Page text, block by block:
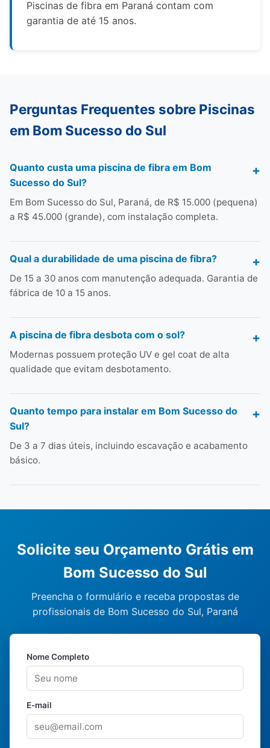
Piscinas de fibra em Paraná contam com
garantia de até 15 anos.
Perguntas Frequentes sobre Piscinas
em Bom Sucesso do Sul
Quanto custa uma piscina de fibra em Bom
Sucesso do Sul?
Em Bom Sucesso do Sul, Paraná, de R$ 15.000 (pequena)
a R$ 45.000 (grande), com instalação completa.
Qual a durabilidade de uma piscina de fibra?
De 15 a 30 anos com manutenção adequada. Garantia de
fábrica de 10 a 15 anos.
A piscina de fibra desbota com o sol?
Modernas possuem proteção UV e gel coat de alta
qualidade que evitam desbotamento.
Quanto tempo para instalar em Bom Sucesso do
Sul?
De 3 a 7 dias úteis, incluindo escavação e acabamento
básico.
Solicite seu Orçamento Grátis em
Bom Sucesso do Sul
Preencha o formulário e receba propostas de
profissionais de Bom Sucesso do Sul, Paraná
Nome Completo
E-mail